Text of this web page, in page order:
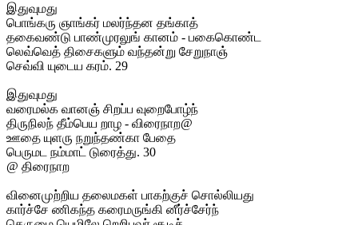
இதுவுமது
பொங்கரு ஞாங்கர் மலர்ந்தன தங்காத்
தகைவண்டு பாண்முரலுங் கானம் - பகைகொண்ட
லெவ்வெத் திசைகளும் வந்தன்று சேறுநாஞ்
செவ்வி யுடைய கரம். 29
இதுவுமது
வரைமல்க வானஞ் சிறப்ப வுறைபோழ்ந்
திருநிலந் தீம்பெய றாழ - விரைநாற@
ஊதை யுளரு நறுந்தண்கா பேதை
பெருமட நம்மாட் டுரைத்து. 30
@ திரைநாற
வினைமுற்றிய தலைமகள் பாகற்குச் சொல்லியது
கார்ச்சே ணிகந்த கரைமருங்கி னீர்ச்சேர்ந்